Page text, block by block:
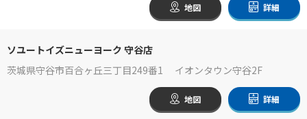
地図 詳細
ソユートイズニューヨーク 守谷店
茨城県守谷市百合ヶ丘三丁目249番1 イオンタウン守谷2F
地図 詳細